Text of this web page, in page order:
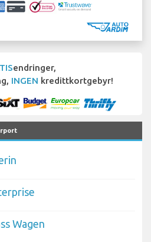
endringer,
INGEN kredittkortgebyr!
Wagen